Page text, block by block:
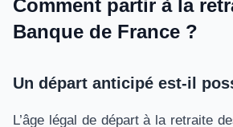
Comment partir à la
Banque de France ?
Un départ anticipé est-il
L’âge légal de départ à la retraite